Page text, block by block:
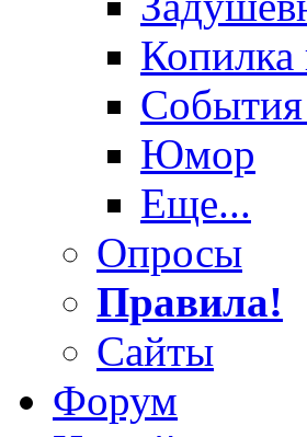
Копилка
События
Юмор
Еще...
Опросы
Правила!
Сайты
Форум